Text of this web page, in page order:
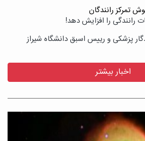
تمرکز رانندگان
رانندگی را افزایش دهد!
پزشکی و رییس اسبق دانشگاه شیراز
اخبار بیشتر